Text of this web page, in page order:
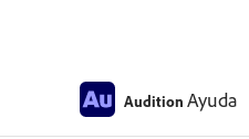
Audition Ayuda